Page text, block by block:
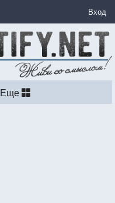
Вход
Еще